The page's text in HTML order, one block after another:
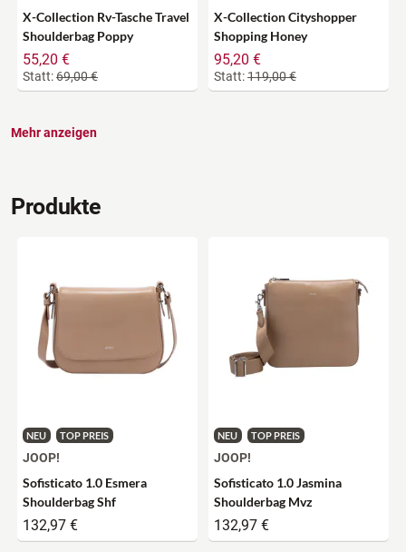
X-Collection Rv-Tasche Travel
Shoulderbag Poppy
55,20 €
Statt:69,00 €
X-Collection Cityshopper
Shopping Honey
95,20 €
Statt:119,00 €
Mehr anzeigen
Produkte
NEU TOP PREIS
JOOP!
Sofisticato 1.0 Esmera
Shoulderbag Shf
132,97 €
NEU TOP PREIS
JOOP!
Sofisticato 1.0 Jasmina
Shoulderbag Mvz
132,97 €